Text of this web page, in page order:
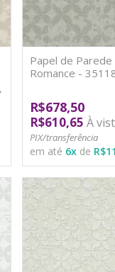
Papel de
Romance -
R$678,50
R$610,65 À
PIX/transferência
em até 6xde